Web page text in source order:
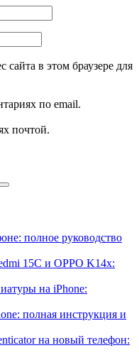
в этом браузере для
по email.
почтой.
полное руководство
15C и OPPO K14x:
на iPhone:
полная инструкция и
на новый телефон: